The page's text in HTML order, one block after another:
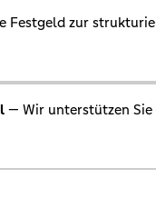
Festgeld zur
— Wir unterstützen Sie